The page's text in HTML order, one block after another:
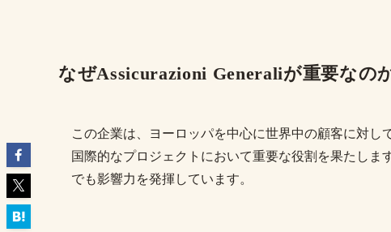
なぜAssicurazioni Generaliが重要なの
この企業は、ヨーロッパを中心に世界中の顧客に対
国際的なプロジェクトにおいて重要な役割を果たし
でも影響力を発揮しています。